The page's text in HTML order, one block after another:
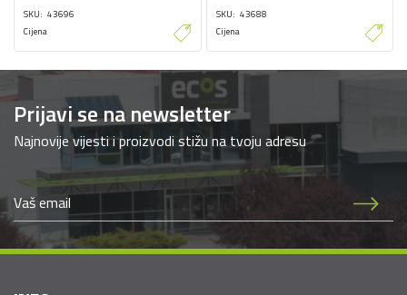
SKU 43696
Cijena
SKU 43688
Cijena
Prijavi se na newsletter
Najnovije vijesti i proizvodi stižu na tvoju adresu